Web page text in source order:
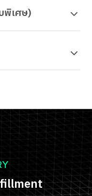
พิเศษ)